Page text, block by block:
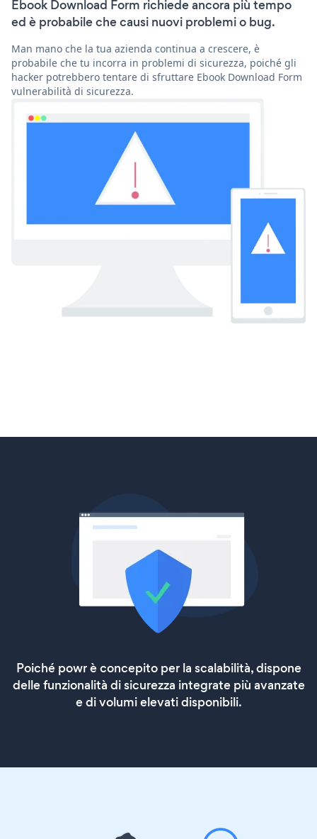
Ebook Download Form richiede ancora più tempo
ed è probabile che causi nuovi problemi o bug.
Man mano che la tua azienda continua a crescere, è
probabile che tu incorra in problemi di sicurezza, poiché gli
hacker potrebbero tentare di sfruttare Ebook Download Form
vulnerabilità di sicurezza.
Poiché powr è concepito per la scalabilità, dispone
delle funzionalità di sicurezza integrate più avanzate
e di volumi elevati disponibili.